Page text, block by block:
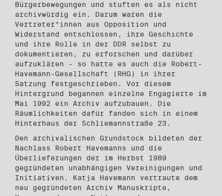
Bürgerbewegungen und stuften es als nicht
archivwürdig ein. Darum waren die
Vertreter*innen aus Opposition und
Widerstand entschlossen, ihre Geschichte
und ihre Rolle in der DDR selbst zu
dokumentieren, zu erforschen und darüber
aufzuklären - so hatte es auch die Robert-
Havemann-Gesellschaft (RHG) in ihrer
Satzung festgeschrieben. Vor diesem
Hintergrund begannen einzelne Engagierte im
Mai 1992 ein Archiv aufzubauen. Die
Räumlichkeiten dafür fanden sich in einem
Hinterhaus der Schliemannstraße 23.
Den archivalischen Grundstock bildeten der
Nachlass Robert Havemanns und die
Überlieferungen der im Herbst 1989
gegründeten unabhängigen Vereinigungen und
Initiativen. Katja Havemann vertraute dem
neu gegründeten Archiv Manuskripte,